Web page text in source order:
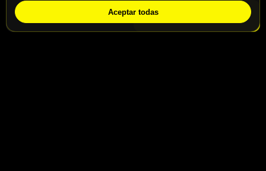
Aceptar todas